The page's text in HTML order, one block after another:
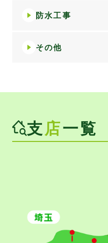
防水工事
その他
支店一覧